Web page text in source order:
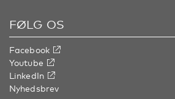
FØLG OS
Facebook
Youtube
LinkedIn
Nyhedsbrev